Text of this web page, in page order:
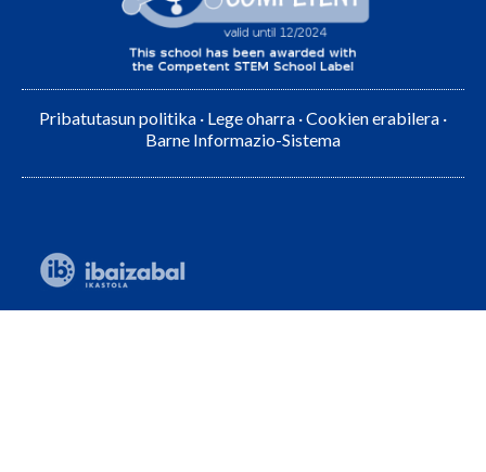
Pribatutasun politika · Lege oharra ·Cookien erabilera ·
Barne Informazio-Sistema